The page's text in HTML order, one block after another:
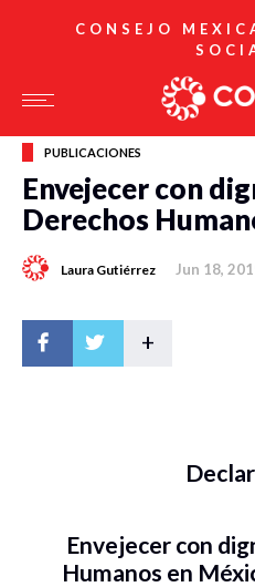
CONSEJO
PUBLICACIONES
Envejecer con
Derechos
Laura Gutiérrez Jun 18,
+
Envejecer con
Humanos en